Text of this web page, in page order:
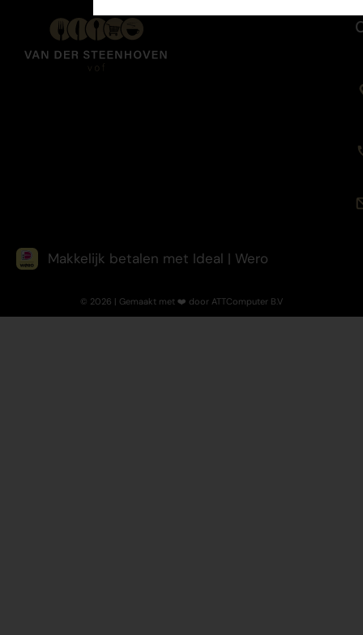
Makkelijk betalen met Ideal | Wero
© 2026 | Gemaakt met ❤️ door ATTComputer B.V